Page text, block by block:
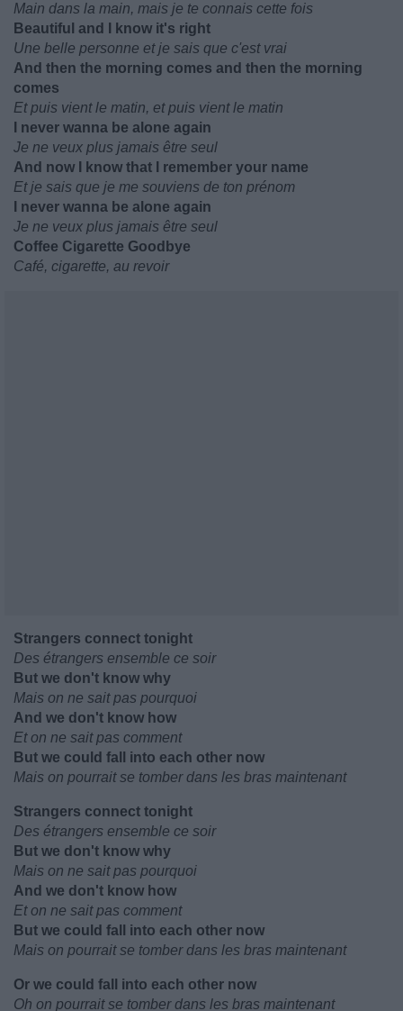
Main dans la main, mais je te connais cette fois
Beautiful and I know it's right
Une belle personne et je sais que c'est vrai
And then the morning comes and then the morning
comes
Et puis vient le matin, et puis vient le matin
I never wanna be alone again
Je ne veux plus jamais être seul
And now I know that I remember your name
Et je sais que je me souviens de ton prénom
I never wanna be alone again
Je ne veux plus jamais être seul
Coffee Cigarette Goodbye
Café, cigarette, au revoir
Strangers connect tonight
Des étrangers ensemble ce soir
But we don't know why
Mais on ne sait pas pourquoi
And we don't know how
Et on ne sait pas comment
But we could fall into each other now
Mais on pourrait se tomber dans les bras maintenant
Strangers connect tonight
Des étrangers ensemble ce soir
But we don't know why
Mais on ne sait pas pourquoi
And we don't know how
Et on ne sait pas comment
But we could fall into each other now
Mais on pourrait se tomber dans les bras maintenant
Or we could fall into each other now
Oh on pourrait se tomber dans les bras maintenant